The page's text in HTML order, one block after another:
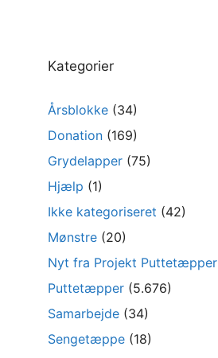
Kategorier
Årsblokke (34)
Donation (169)
Grydelapper (75)
Hjælp (1)
Ikke kategoriseret (42)
Mønstre (20)
Nyt fra Projekt Puttetæpper
Puttetæpper (5.676)
Samarbejde (34)
Sengetæppe (18)